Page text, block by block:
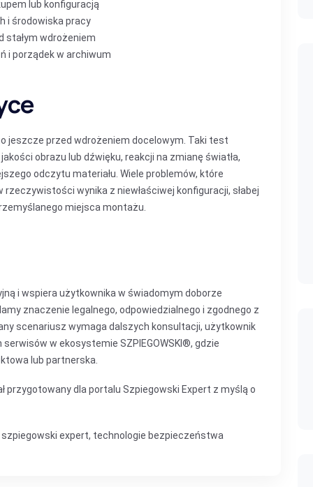
lub konfiguracją
i środowiska pracy
stałym wdrożeniem
i porządek w archiwum
jeszcze przed wdrożeniem docelowym. Taki test
obrazu lub dźwięku, reakcji na zmianę światła,
odczytu materiału. Wiele problemów, które
wynika z niewłaściwej konfiguracji, słabej
miejsca montażu.
i wspiera użytkownika w świadomym doborze
znaczenie legalnego, odpowiedzialnego i zgodnego z
scenariusz wymaga dalszych konsultacji, użytkownik
w ekosystemie SZPIEGOWSKI®, gdzie
lub partnerska.
przygotowany dla portalu Szpiegowski Expert z myślą o
szpiegowski expert, technologie bezpieczeństwa